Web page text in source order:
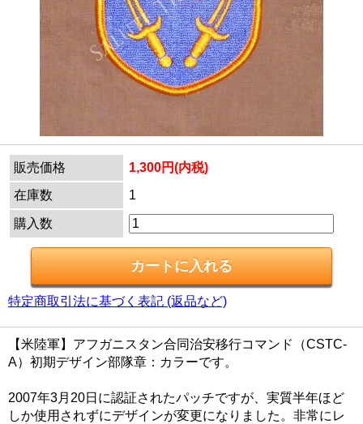
販売価格
1,300円(内税)
在庫数
1
購入数
特定商取引法に基づく表記 (返品など)
【米陸軍】アフガニスタン合同治安移行コマンド（CSTC-
A）初期デザイン部隊章：カラーです。
2007年3月20日に認証されたパッチですが、実質半年ほど
しか使用されずにデザインが変更になりました。非常にレ